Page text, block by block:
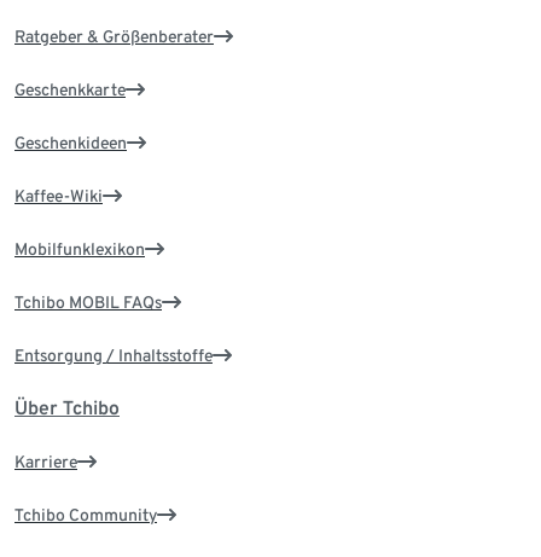
Ratgeber & Größenberater
Geschenkkarte
Geschenkideen
Kaffee-Wiki
Mobilfunklexikon
Tchibo MOBIL FAQs
Entsorgung / Inhaltsstoffe
Über Tchibo
Karriere
Tchibo Community